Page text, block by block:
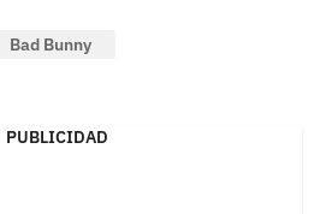
Bad Bunny
PUBLICIDAD